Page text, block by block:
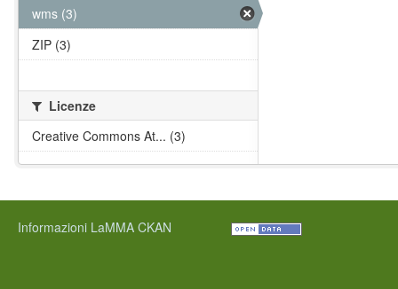
wms (3)
ZIP (3)
Licenze
Creative Commons At... (3)
Informazioni LaMMA CKAN